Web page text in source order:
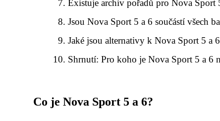
Existuje archiv pořadů pro Nova Sport
Jsou Nova Sport 5 a 6 součástí všech
Jaké jsou alternativy k Nova Sport 5 a
Shrnutí: Pro koho je Nova Sport 5 a 6
Co je Nova Sport 5 a 6?